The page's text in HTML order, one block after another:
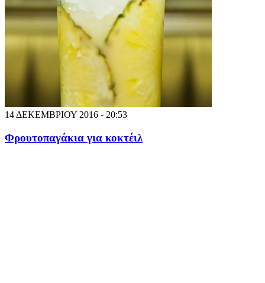
14 ΔΕΚΕΜΒΡΙΟΥ 2016 - 20:53
Φρουτοπαγάκια για κοκτέιλ